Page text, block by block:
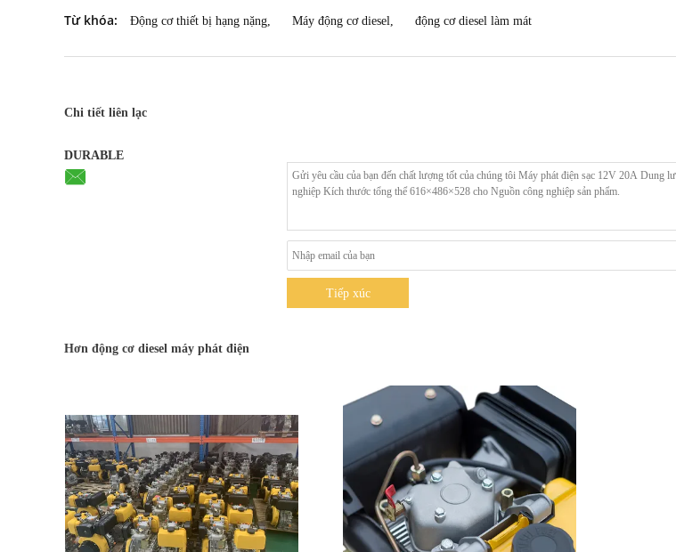
Từ khóa: Động cơ thiết bị hạng nặng, Máy động cơ diesel, động cơ diesel làm mát
Chi tiết liên lạc
DURABLE
Tiếp xúc
Hơn động cơ diesel máy phát điện